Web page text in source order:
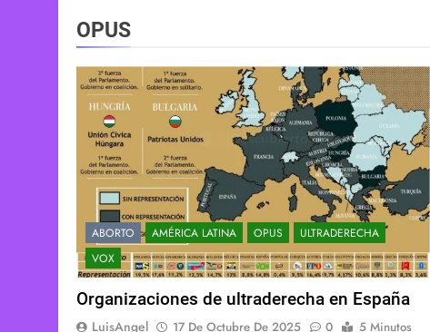
OPUS
ABORTO AMÉRICA LATINA OPUS
ULTRADERECHA
VOX
Organizaciones de ultraderecha en España
LuisAngel 17 De Octubre De 2025 0
5 Minutos